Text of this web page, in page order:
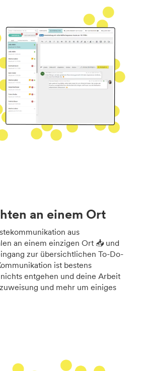
an einem Ort
aus
an einem einzigen Ort 📥 und
zur übersichtlichen To-Do-
ist bestens
entgehen und deine Arbeit
und mehr um einiges